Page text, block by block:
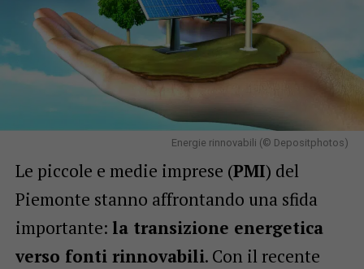
Energie rinnovabili (© Depositphotos)
Le piccole e medie imprese (PMI) del
Piemonte stanno affrontando una sfida
importante: la transizione energetica
verso fonti rinnovabili. Con il recente